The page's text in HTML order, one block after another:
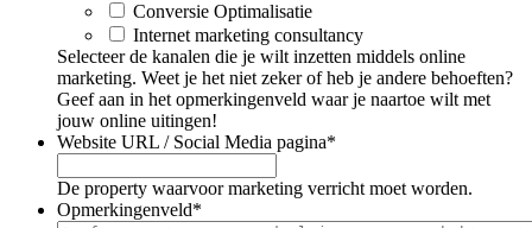
Conversie Optimalisatie
Internet marketing consultancy
Selecteer de kanalen die je wilt inzetten middels online
marketing. Weet je het niet zeker of heb je andere behoeften?
Geef aan in het opmerkingenveld waar je naartoe wilt met
jouw online uitingen!
Website URL / Social Media pagina*
De property waarvoor marketing verricht moet worden.
Opmerkingenveld*